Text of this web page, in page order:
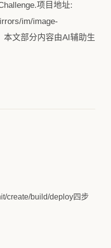
项目地址:
im/image-
本文部分内容由AI辅助生